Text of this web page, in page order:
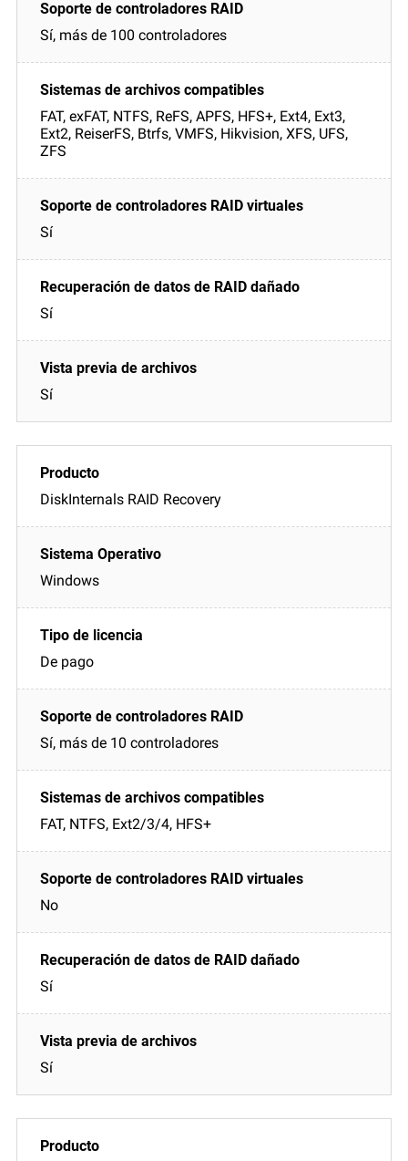
Sí, más de 100 controladores
FAT, exFAT, NTFS, ReFS, APFS, HFS+, Ext4, Ext3,
Ext2, ReiserFS, Btrfs, VMFS, Hikvision, XFS, UFS,
ZFS
Sí
Sí
Sí
DiskInternals RAID Recovery
Windows
De pago
Sí, más de 10 controladores
FAT, NTFS, Ext2/3/4, HFS+
No
Sí
Sí